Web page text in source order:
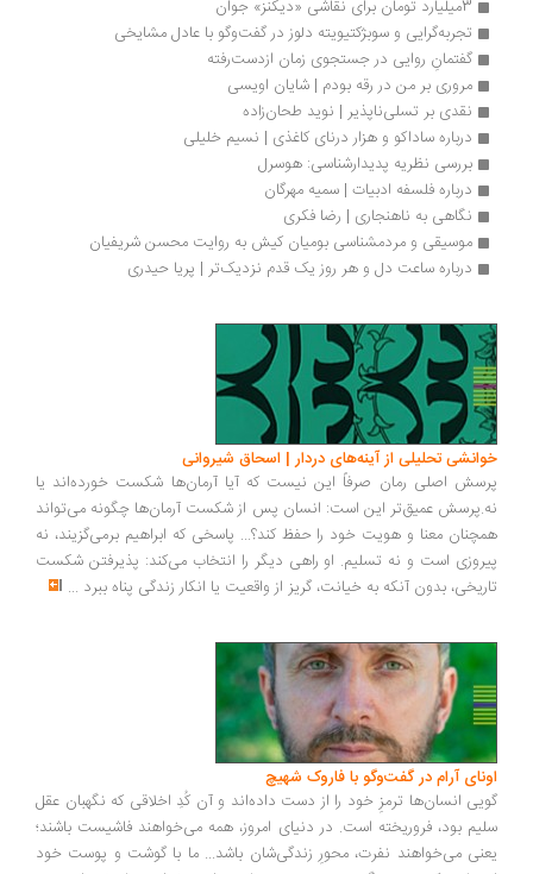
تجربه‌گرایی و سوبژکتیویته دلوز در گفت‌وگو با عادل مشایخی
گفتمانِ روایی در جستجوی زمان ازدست‌رفته
مروری بر من در رقه بودم | شایان اویسی
نقدی بر تسلی‌ناپذیر | نوید طحان‌زاده
درباره ساداکو و هزار درنای کاغذی | نسیم خلیلی
بررسی نظریه پدیدارشناسی: هوسرل
درباره فلسفه ادبیات | سمیه مهرگان
نگاهی به ناهنجاری | رضا فکری
موسیقی و مردم‏شناسی بومیان کیش به روایت محسن شریفیان
درباره ساعت دل و هر روز یک قدم نزدیک‌تر | پریا حیدری
تحلیلی از آینه‌های دردار | اسحاق شیروانی
اصلی رمان صرفاً این نیست که آیا آرمان‌ها شکست خورده‌اند یا
عمیق‌تر این است: انسان پس از شکست آرمان‌ها چگونه می‌تواند
معنا و هویت خود را حفظ کند؟... پاسخی که ابراهیم برمی‌گزیند، نه
است و نه تسلیم. او راهی دیگر را انتخاب می‌کند: پذیرفتن شکست
بدون آنکه به خیانت، گریز از واقعیت یا انکار زندگی پناه ببرد...
آرام در گفت‌وگو با فاروک شهیچ‭
انسان‌ها ترمزِ خود را از دست داده‌اند و آن کُدِ اخلاقی که نگهبان عقل
بود، فروریخته است. در دنیای امروز، همه می‌خواهند فاشیست باشند؛
می‌خواهند نفرت، محورِ زندگی‌شان باشد... ما با گوشت و پوست خود